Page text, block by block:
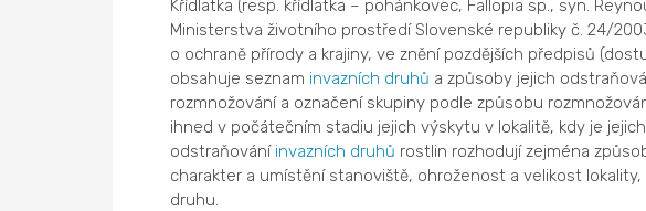
Křídlatka (resp. křídlatka – pohánkovec, Fallopia sp., syn.
Ministerstva životního prostředí Slovenské republiky č. 24/
o ochraně přírody a krajiny, ve znění pozdějších předpisů
obsahuje seznam invazních druhů a způsoby jejich
rozmnožování a označení skupiny podle způsobu
ihned v počátečním stadiu jejich výskytu v lokalitě, kdy je
odstraňování invazních druhů rostlin rozhodují zejména
charakter a umístění stanoviště, ohroženost a velikost
druhu.